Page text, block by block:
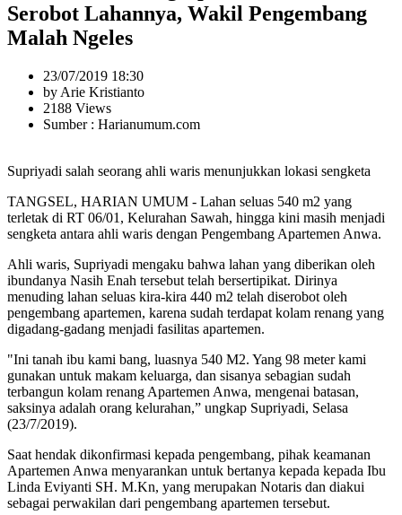
Serobot Lahannya, Wakil Pengembang
Malah Ngeles
23/07/2019 18:30
by Arie Kristianto
2188 Views
Sumber : Harianumum.com
Supriyadi salah seorang ahli waris menunjukkan lokasi sengketa
TANGSEL, HARIAN UMUM - Lahan seluas 540 m2 yang
terletak di RT 06/01, Kelurahan Sawah, hingga kini masih menjadi
sengketa antara ahli waris dengan Pengembang Apartemen Anwa.
Ahli waris, Supriyadi mengaku bahwa lahan yang diberikan oleh
ibundanya Nasih Enah tersebut telah bersertipikat. Dirinya
menuding lahan seluas kira-kira 440 m2 telah diserobot oleh
pengembang apartemen, karena sudah terdapat kolam renang yang
digadang-gadang menjadi fasilitas apartemen.
"Ini tanah ibu kami bang, luasnya 540 M2. Yang 98 meter kami
gunakan untuk makam keluarga, dan sisanya sebagian sudah
terbangun kolam renang Apartemen Anwa, mengenai batasan,
saksinya adalah orang kelurahan,” ungkap Supriyadi, Selasa
(23/7/2019).
Saat hendak dikonfirmasi kepada pengembang, pihak keamanan
Apartemen Anwa menyarankan untuk bertanya kepada kepada Ibu
Linda Eviyanti SH. M.Kn, yang merupakan Notaris dan diakui
sebagai perwakilan dari pengembang apartemen tersebut.